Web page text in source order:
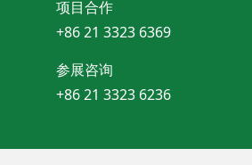
项目合作
+86 21 3323 6369
参展咨询
+86 21 3323 6236